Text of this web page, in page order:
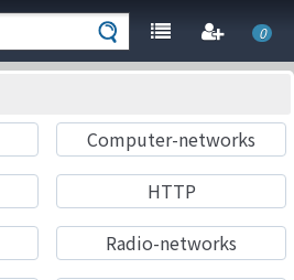
0
Computer-networks
HTTP
Radio-networks